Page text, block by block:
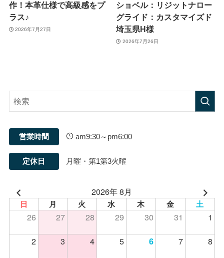
作！本革仕様で高級感をプ
ラス♪
2026年7月27日
ショベル：リジットナロー
グライド：カスタマイズド
埼玉県H様
2026年7月26日
営業時間 am9:30～pm6:00
定休日 月曜・第1第3火曜
2026年 8月
日 月 火 水 木 金 土
26 27 28 29 30 31
1
2
3 4 5 6 7
8